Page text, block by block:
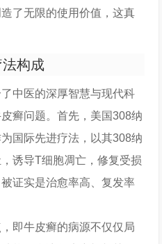
了无限的使用价值，这真
构成
中医的深厚智慧与现代科
癣问题。首先，美国308纳
国际先进疗法，以其308纳
诱导T细胞凋亡，修复受损
证实是治愈率高、复发率
即牛皮癣的病源不仅仅局